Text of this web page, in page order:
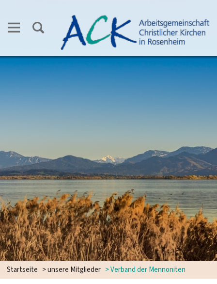
Startseite >unsere Mitglieder >Verband der Mennoniten